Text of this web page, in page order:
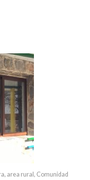
, area rural , Comunidad